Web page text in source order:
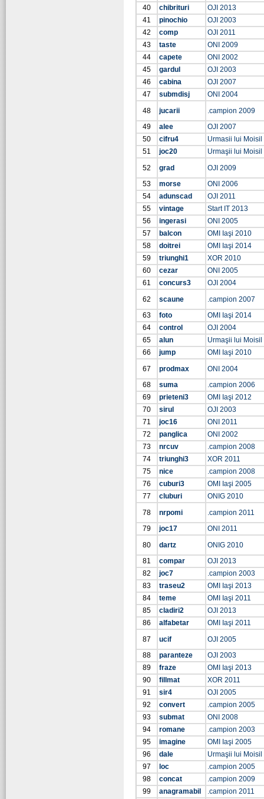
40
chibrituri
OJI 2013
41
pinochio
OJI 2003
42
comp
OJI 2011
43
taste
ONI 2009
44
capete
ONI 2002
45
gardul
OJI 2003
46
cabina
OJI 2007
47
submdisj
ONI 2004
48
jucarii
.campion 2009
49
alee
OJI 2007
50
cifru4
Urmasii lui Moisil
51
joc20
Urmaşii lui Moisil
52
grad
OJI 2009
53
morse
ONI 2006
54
adunscad
OJI 2011
55
vintage
Start IT 2013
56
ingerasi
ONI 2005
57
balcon
OMI Iaşi 2010
58
doitrei
OMI Iaşi 2014
59
triunghi1
XOR 2010
60
cezar
ONI 2005
61
concurs3
OJI 2004
62
scaune
.campion 2007
63
foto
OMI Iaşi 2014
64
control
OJI 2004
65
alun
Urmaşii lui Moisil
66
jump
OMI Iaşi 2010
67
prodmax
ONI 2004
68
suma
.campion 2006
69
prieteni3
OMI Iaşi 2012
70
sirul
OJI 2003
71
joc16
ONI 2011
72
panglica
ONI 2002
73
nrcuv
.campion 2008
74
triunghi3
XOR 2011
75
nice
.campion 2008
76
cuburi3
OMI Iaşi 2005
77
cluburi
ONIG 2010
78
nrpomi
.campion 2011
79
joc17
ONI 2011
80
dartz
ONIG 2010
81
compar
OJI 2013
82
joc7
.campion 2003
83
traseu2
OMI Iaşi 2013
84
teme
OMI Iaşi 2011
85
cladiri2
OJI 2013
86
alfabetar
OMI Iaşi 2011
87
ucif
OJI 2005
88
paranteze
OJI 2003
89
fraze
OMI Iaşi 2013
90
fillmat
XOR 2011
91
sir4
OJI 2005
92
convert
.campion 2005
93
submat
ONI 2008
94
romane
.campion 2003
95
imagine
OMI Iaşi 2005
96
dale
Urmaşii lui Moisil
97
loc
.campion 2005
98
concat
.campion 2009
99
anagramabil
.campion 2011